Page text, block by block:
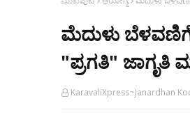
ಮೆದುಳು
"ಪ್ರಗತಿ" ಜಾಗೃತಿ
KaravaliXpress~Janardhan